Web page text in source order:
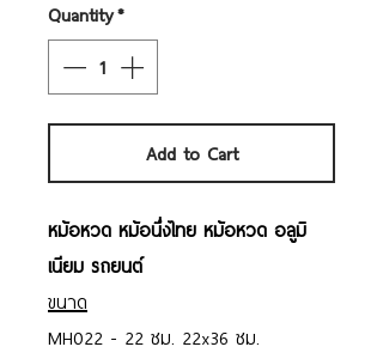
Quantity*
Add to Cart
หม้อหวด หม้อนึ่งไทย หม้อหวด อลูมิ
เนียม รถยนต์
ขนาด
MH022 - 22 ซม. 22x36 ซม.